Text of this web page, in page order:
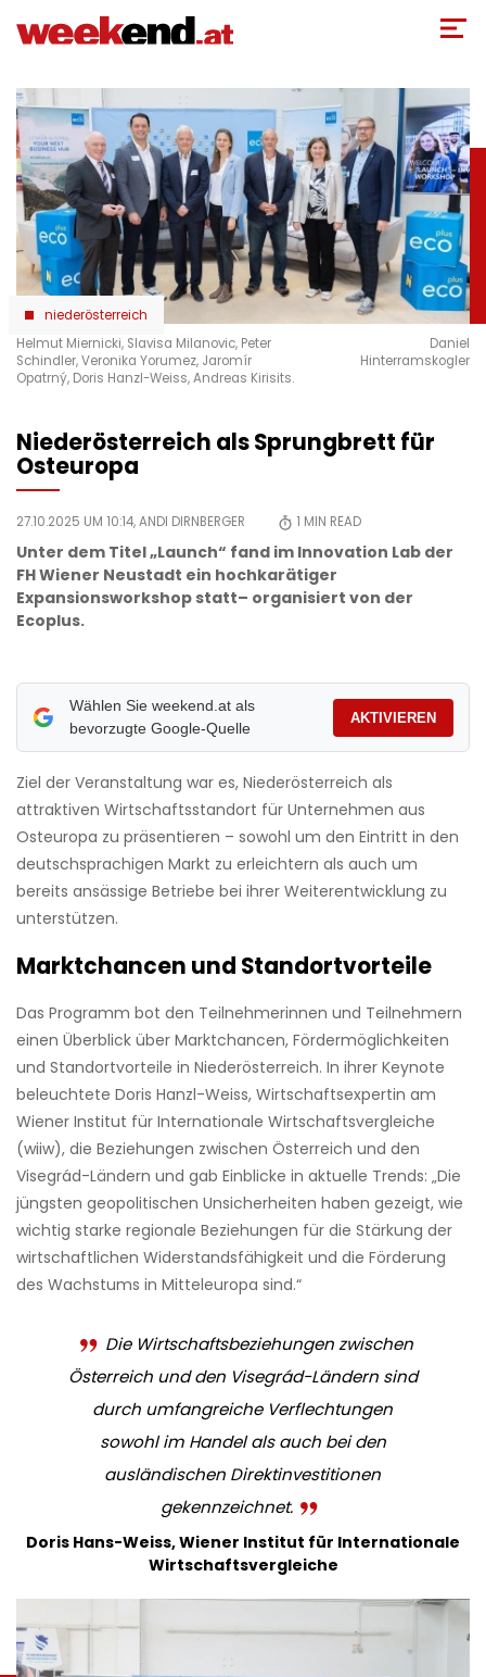
zum
niederösterreich
Helmut Miernicki, Slavisa Milanovic, Peter
Schindler, Veronika Yorumez, Jaromír
Opatrný, Doris Hanzl-Weiss, Andreas Kirisits.
Daniel
Hinterramskogler
Niederösterreich als Sprungbrett für
Osteuropa
27.10.2025 UM 10:14,ANDI DIRNBERGER 1 MIN READ
Unter dem Titel „Launch“ fand im Innovation Lab der
FH Wiener Neustadt ein hochkarätiger
Expansionsworkshop statt– organisiert von der
Ecoplus.
Wählen Sie weekend.at als
bevorzugte Google-Quelle
AKTIVIEREN
Ziel der Veranstaltung war es, Niederösterreich als
attraktiven Wirtschaftsstandort für Unternehmen aus
Osteuropa zu präsentieren – sowohl um den Eintritt in den
deutschsprachigen Markt zu erleichtern als auch um
bereits ansässige Betriebe bei ihrer Weiterentwicklung zu
unterstützen.
Marktchancen und Standortvorteile
Das Programm bot den Teilnehmerinnen und Teilnehmern
einen Überblick über Marktchancen, Fördermöglichkeiten
und Standortvorteile in Niederösterreich. In ihrer Keynote
beleuchtete Doris Hanzl-Weiss, Wirtschaftsexpertin am
Wiener Institut für Internationale Wirtschaftsvergleiche
(wiiw), die Beziehungen zwischen Österreich und den
Visegrád-Ländern und gab Einblicke in aktuelle Trends: „Die
jüngsten geopolitischen Unsicherheiten haben gezeigt, wie
wichtig starke regionale Beziehungen für die Stärkung der
wirtschaftlichen Widerstandsfähigkeit und die Förderung
des Wachstums in Mitteleuropa sind.“
Die Wirtschaftsbeziehungen zwischen
Österreich und den Visegrád-Ländern sind
durch umfangreiche Verflechtungen
sowohl im Handel als auch bei den
ausländischen Direktinvestitionen
gekennzeichnet.
Doris Hans-Weiss, Wiener Institut für Internationale
Wirtschaftsvergleiche